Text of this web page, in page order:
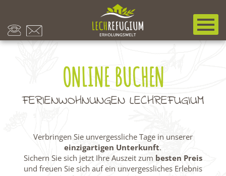
ONLINE BUCHEN
FERIENWOHNUNGEN LECHREFUGIUM
Verbringen Sie unvergessliche Tage in unserer
einzigartigen Unterkunft.
Sichern Sie sich jetzt Ihre Auszeit zum besten Preis
und freuen Sie sich auf ein unvergessliches Erlebnis